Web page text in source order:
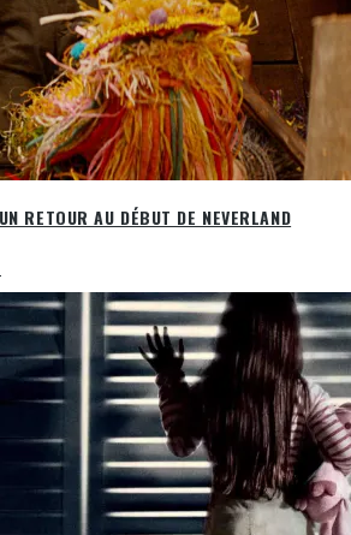
RETOUR AU DÉBUT DE NEVERLAND